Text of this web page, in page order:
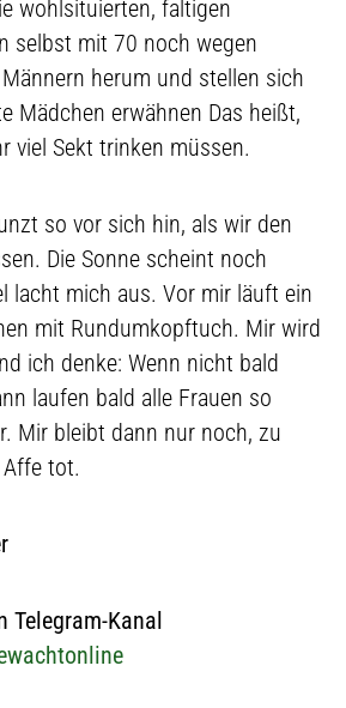
wohlsituierten, faltigen
selbst mit 70 noch wegen
herum und stellen sich
Mädchen erwähnen Das heißt,
viel Sekt trinken müssen.
so vor sich hin, als wir den
Die Sonne scheint noch
lacht mich aus. Vor mir läuft ein
mit Rundumkopftuch. Mir wird
ich denke: Wenn nicht bald
laufen bald alle Frauen so
Mir bleibt dann nur noch, zu
Affe tot.
Telegram-Kanal